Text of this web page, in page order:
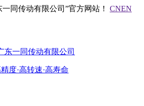
同传动有限公司”官方网站！ CNEN
东一同传动有限公司
度·高转速·高寿命